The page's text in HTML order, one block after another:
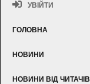
УВІЙТИ
ГОЛОВНА
НОВИНИ
НОВИНИ ВІД ЧИТАЧІВ